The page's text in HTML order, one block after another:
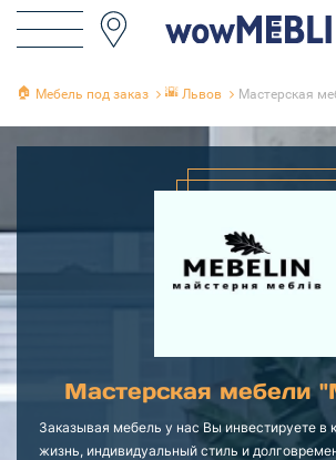
🏠 Мебель под заказ 🌇 Львов Мастерская
Мастерская мебели
Заказывая мебель у нас Вы инвестируете в
жизнь, индивидуальный стиль и